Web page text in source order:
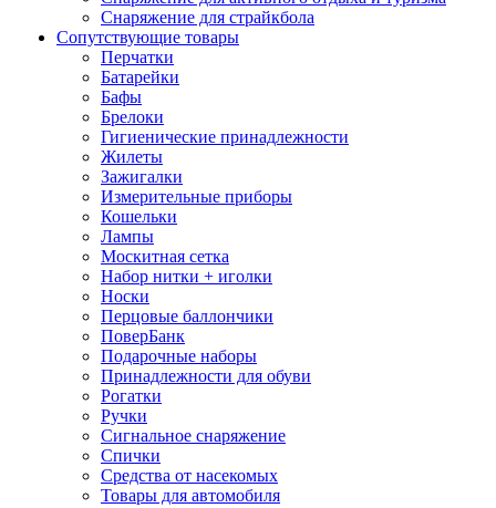
Снаряжение для страйкбола
Сопутствующие товары
Перчатки
Батарейки
Бафы
Брелоки
Гигиенические принадлежности
Жилеты
Зажигалки
Измерительные приборы
Кошельки
Лампы
Москитная сетка
Набор нитки + иголки
Носки
Перцовые баллончики
ПоверБанк
Подарочные наборы
Принадлежности для обуви
Рогатки
Ручки
Сигнальное снаряжение
Спички
Средства от насекомых
Товары для автомобиля